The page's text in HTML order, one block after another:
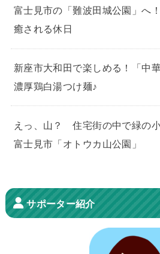
富士見市の「難波田城公園」へ
癒される休日
新座市大和田で楽しめる！「中
濃厚鶏白湯つけ麺♪
えっ、山？ 住宅街の中で緑の小
富士見市「オトウカ山公園」
サポーター紹介